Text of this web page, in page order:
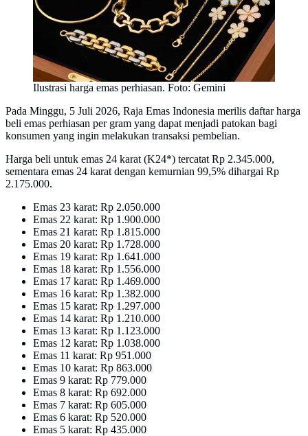
Ilustrasi harga emas perhiasan. Foto: Gemini
Pada Minggu, 5 Juli 2026, Raja Emas Indonesia merilis daftar harga
beli emas perhiasan per gram yang dapat menjadi patokan bagi
konsumen yang ingin melakukan transaksi pembelian.
Harga beli untuk emas 24 karat (K24*) tercatat Rp 2.345.000,
sementara emas 24 karat dengan kemurnian 99,5% dihargai Rp
2.175.000.
Emas 23 karat: Rp 2.050.000
Emas 22 karat: Rp 1.900.000
Emas 21 karat: Rp 1.815.000
Emas 20 karat: Rp 1.728.000
Emas 19 karat: Rp 1.641.000
Emas 18 karat: Rp 1.556.000
Emas 17 karat: Rp 1.469.000
Emas 16 karat: Rp 1.382.000
Emas 15 karat: Rp 1.297.000
Emas 14 karat: Rp 1.210.000
Emas 13 karat: Rp 1.123.000
Emas 12 karat: Rp 1.038.000
Emas 11 karat: Rp 951.000
Emas 10 karat: Rp 863.000
Emas 9 karat: Rp 779.000
Emas 8 karat: Rp 692.000
Emas 7 karat: Rp 605.000
Emas 6 karat: Rp 520.000
Emas 5 karat: Rp 435.000